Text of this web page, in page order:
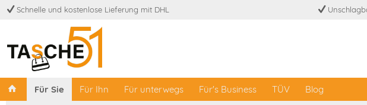
Schnelle und kostenlose Lieferung mit DHL
Für Sie Für Ihn Für unterwegs Für's Business TÜV Blog